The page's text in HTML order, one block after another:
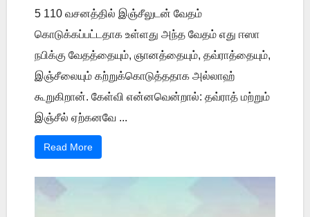
5 110 வசனத்தில் இஞ்சீலுடன் வேதம்
கொடுக்கப்பட்டதாக உள்ளது அந்த வேதம் எது ஈஸா
நபிக்கு வேதத்தையும், ஞானத்தையும், தவ்ராத்தையும்,
இஞ்சீலையும் கற்றுக்கொடுத்ததாக அல்லாஹ்
கூறுகிறான். கேள்வி என்னவென்றால்: தவ்ராத் மற்றும்
இஞ்சீல் ஏற்கனவே ...
Read More